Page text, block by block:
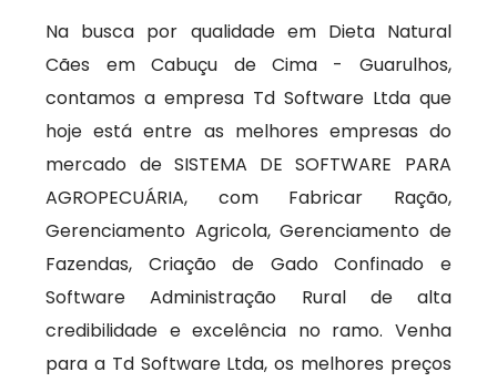
Na busca por qualidade em Dieta Natural
Cães em Cabuçu de Cima - Guarulhos,
contamos a empresa Td Software Ltda que
hoje está entre as melhores empresas do
mercado de SISTEMA DE SOFTWARE PARA
AGROPECUÁRIA, com Fabricar Ração,
Gerenciamento Agricola, Gerenciamento de
Fazendas, Criação de Gado Confinado e
Software Administração Rural de alta
credibilidade e excelência no ramo. Venha
para a Td Software Ltda, os melhores preços